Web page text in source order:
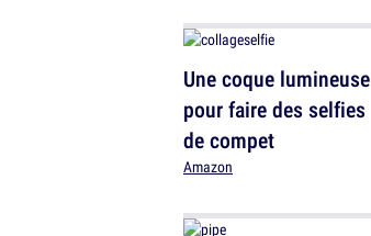
Une coque lumineuse
pour faire des selfies
de compet
Amazon